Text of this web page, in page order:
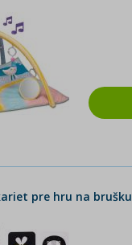
pre hru na brušku